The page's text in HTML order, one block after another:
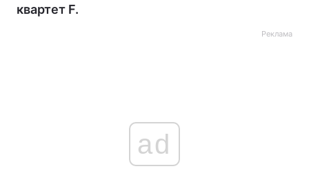
квартет F.
Реклама
ad